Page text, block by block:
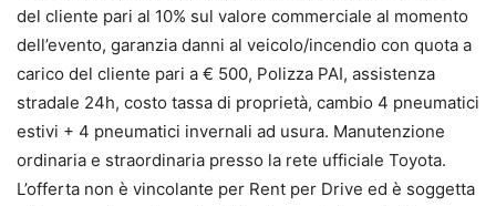
del cliente pari al 10% sul valore commerciale al momento
dell’evento, garanzia danni al veicolo/incendio con quota a
carico del cliente pari a € 500, Polizza PAI, assistenza
stradale 24h, costo tassa di proprietà, cambio 4 pneumatici
estivi + 4 pneumatici invernali ad usura. Manutenzione
ordinaria e straordinaria presso la rete ufficiale Toyota.
L’offerta non è vincolante per Rent per Drive ed è soggetta